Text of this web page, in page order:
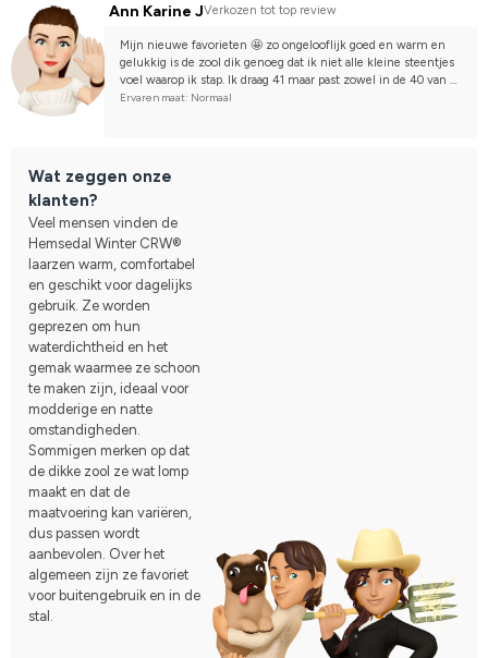
Ann Karine JVerkozen tot top review
Mijn nieuwe favorieten 🤩 zo ongelooflijk goed en warm en
gelukkig is de zool dik genoeg dat ik niet alle kleine steentjes
voel waarop ik stap. Ik draag 41 maar past zowel in de 40 van
mijn dochter als in mijn 41👌
Ervaren maat: Normaal
Wat zeggen onze
klanten?
Veel mensen vinden de
Hemsedal Winter CRW®
laarzen warm, comfortabel
en geschikt voor dagelijks
gebruik. Ze worden
geprezen om hun
waterdichtheid en het
gemak waarmee ze schoon
te maken zijn, ideaal voor
modderige en natte
omstandigheden.
Sommigen merken op dat
de dikke zool ze wat lomp
maakt en dat de
maatvoering kan variëren,
dus passen wordt
aanbevolen. Over het
algemeen zijn ze favoriet
voor buitengebruik en in de
stal.